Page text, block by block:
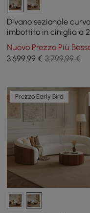
Divano sezionale curvo
imbottito in ciniglia a 2
pezzi Aura da 276,86
Nuovo Prezzo Più
3.699,99 € 3.799,99 €
Prezzo Early Bird